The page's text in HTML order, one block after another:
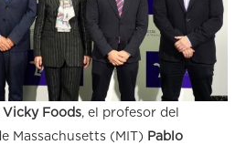
Vicky Foods, el profesor del
Massachusetts (MIT) Pablo